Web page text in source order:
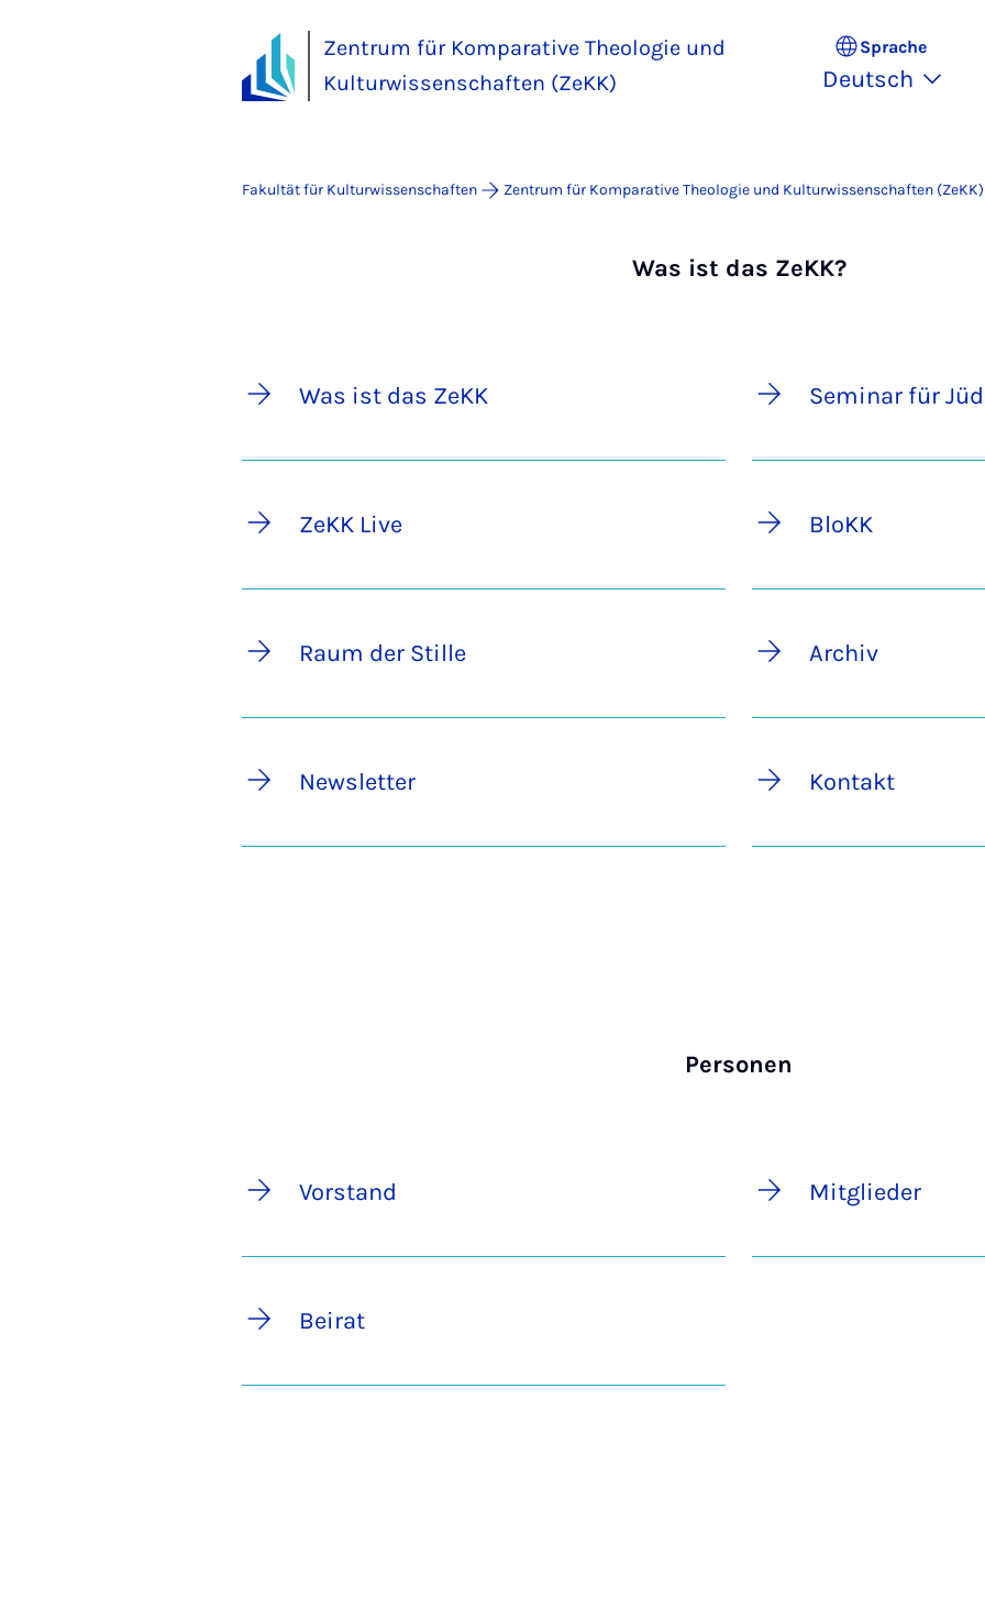
Zentrum für Komparative Theologie und
Kulturwissenschaften (ZeKK)
Sprache
Deutsch
Fakultät für Kulturwissenschaften Zentrum für Komparative Theologie und Kulturwissenschaften (ZeKK)
Was ist das ZeKK?
Was ist das ZeKK Seminar für
ZeKK Live BloKK
Raum der Stille Archiv
Newsletter Kontakt
Personen
Vorstand Mitglieder
Beirat